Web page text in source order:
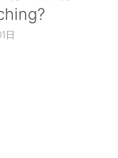
日